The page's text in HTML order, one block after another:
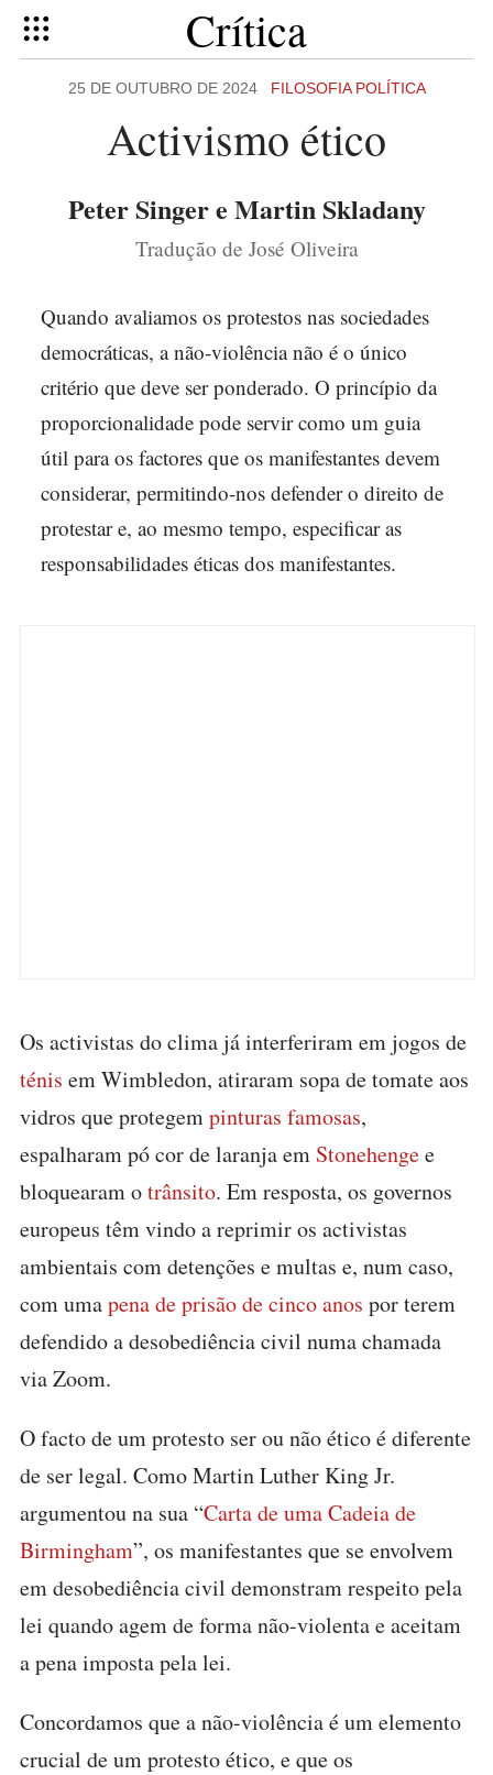
Crítica
25 DE OUTUBRO DE 2024 FILOSOFIA POLÍTICA
Activismo ético
Peter Singer e Martin Skladany
Tradução de José Oliveira
Quando avaliamos os protestos nas sociedades
democráticas, a não-violência não é o único
critério que deve ser ponderado. O princípio da
proporcionalidade pode servir como um guia
útil para os factores que os manifestantes devem
considerar, permitindo-nos defender o direito de
protestar e, ao mesmo tempo, especificar as
responsabilidades éticas dos manifestantes.
Os activistas do clima já interferiram em jogos de
ténis em Wimbledon, atiraram sopa de tomate aos
vidros que protegempinturas famosas,
espalharam pó cor de laranja em Stonehengee
bloquearam otrânsito. Em resposta, os governos
europeus têm vindo a reprimir os activistas
ambientais com detenções e multas e, num caso,
com umapena de prisão de cinco anos por terem
defendido a desobediência civil numa chamada
via Zoom.
O facto de um protesto ser ou não ético é diferente
de ser legal. Como Martin Luther King Jr.
argumentou na sua “Carta de uma Cadeia de
Birmingham”, os manifestantes que se envolvem
em desobediência civil demonstram respeito pela
lei quando agem de forma não-violenta e aceitam
a pena imposta pela lei.
Concordamos que a não-violência é um elemento
crucial de um protesto ético, e que os